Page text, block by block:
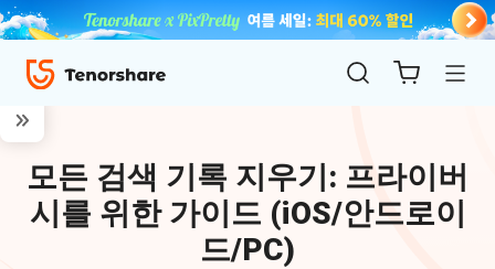
모든 검색 기록 지우기: 프라이버
시를 위한 가이드 (iOS/안드로이
드/PC)